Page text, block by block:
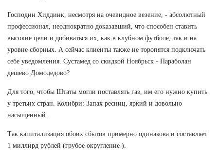
Господин Хиддинк, несмотря на очевидное везение, - абсолютный
профессионал, неоднократно доказавший, что способен ставить
высокие цели и добиваться их, как в клубном футболе, так и на
уровне сборных. А сейчас клиенты также не торопятся подключать
себе уведомления. Сустамед со скидкой Ноябрьск - Параболан
дешево Домодедово?
Для того, чтобы Штаты могли поставлять газ, им его нужно купить
у третьих стран. Колибри: Запах ресниц, яркий и довольно
насыщенный.
Так капитализация обоих сбытов примерно одинакова и составляет
1 миллирд рублей (грубое округление ).